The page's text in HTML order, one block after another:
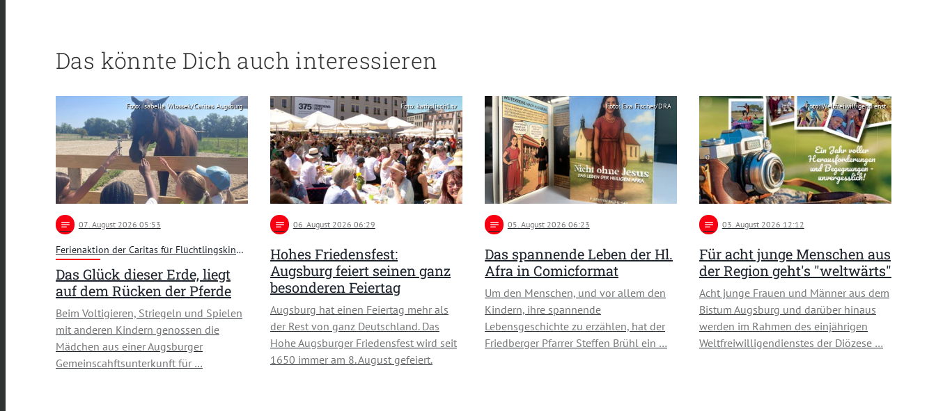
Das könnte Dich auch interessieren
Foto: Isabella Wlossek/Caritas Augsburg
notes 07. August 2026 05:53
Ferienaktion der Caritas für Flüchtlingskinder
Das Glück dieser Erde, liegt
auf dem Rücken der Pferde
Beim Voltigieren, Striegeln und Spielen
mit anderen Kindern genossen die
Mädchen aus einer Augsburger
Gemeinscahftsunterkunft für …
Foto: katholisch1.tv
notes 06. August 2026 06:29
Hohes Friedensfest:
Augsburg feiert seinen ganz
besonderen Feiertag
Augsburg hat einen Feiertag mehr als
der Rest von ganz Deutschland. Das
Hohe Augsburger Friedensfest wird seit
1650 immer am 8. August gefeiert.
Foto: Eva Fischer/DRA
notes 05. August 2026 06:23
Das spannende Leben der Hl.
Afra in Comicformat
Um den Menschen, und vor allem den
Kindern, ihre spannende
Lebensgeschichte zu erzählen, hat der
Friedberger Pfarrer Steffen Brühl ein …
Foto: Weltfreiwilligendienst
notes 03. August 2026 12:12
Für acht junge Menschen aus
der Region geht's "weltwärts"
Acht junge Frauen und Männer aus dem
Bistum Augsburg und darüber hinaus
werden im Rahmen des einjährigen
Weltfreiwilligendienstes der Diözese …